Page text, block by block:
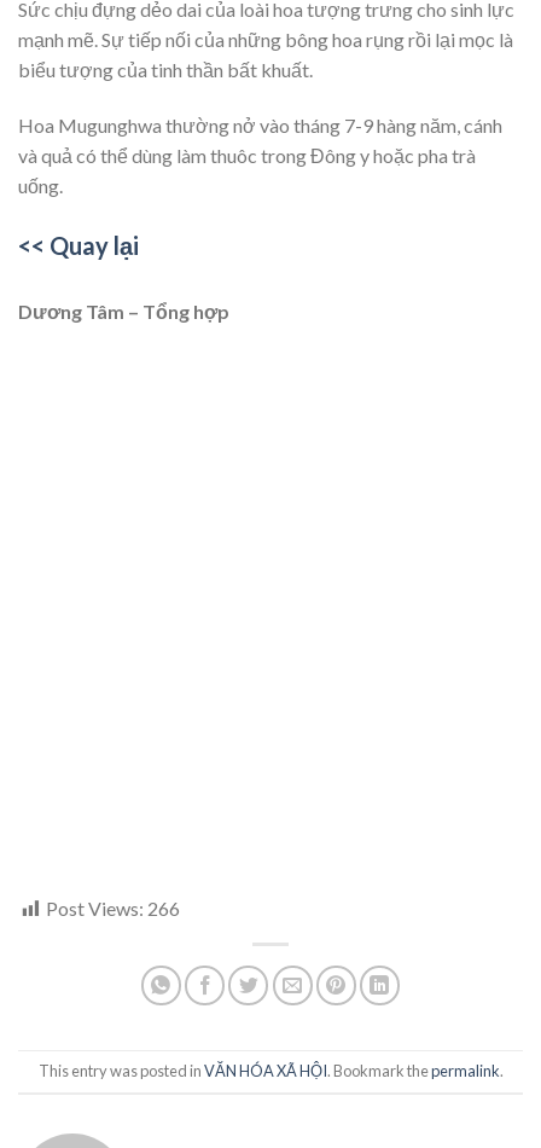
Sức chịu đựng dẻo dai của loài hoa tượng trưng cho sinh lực
mạnh mẽ. Sự tiếp nối của những bông hoa rụng rồi lại mọc là
biểu tượng của tinh thần bất khuất.
Hoa Mugunghwa thường nở vào tháng 7-9 hàng năm, cánh
và quả có thể dùng làm thuôc trong Đông y hoặc pha trà
uống.
<< Quay lại
Dương Tâm – Tổng hợp
Post Views: 266
This entry was posted inVĂN HÓA XÃ HỘI. Bookmark thepermalink.